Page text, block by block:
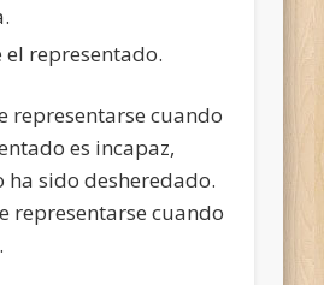
el representado.
representarse cuando
es incapaz,
ha sido desheredado.
representarse cuando